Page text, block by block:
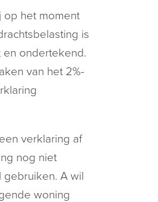
het moment
is
ondertekend.
van het 2%-
verklaring af
nog niet
A wil
woning